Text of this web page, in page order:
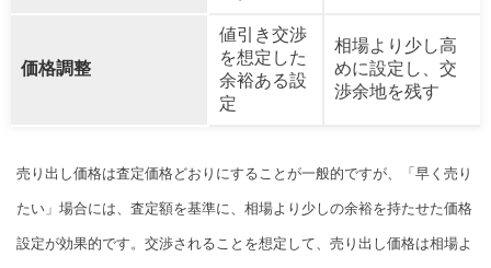
価格調整
値引き交渉
を想定した
余裕ある設
定
相場より少し高
めに設定し、交
渉余地を残す
売り出し価格は査定価格どおりにすることが一般的ですが、「早く売り
たい」場合には、査定額を基準に、相場より少しの余裕を持たせた価格
設定が効果的です。交渉されることを想定して、売り出し価格は相場よ